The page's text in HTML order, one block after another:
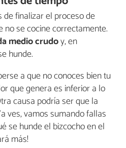
de finalizar el proceso de
no se cocine correctamente.
medio crudoy, en
hunde.
a que no conoces bien tu
que genera es inferior a lo
causa podría ser que la
ves, vamos sumando fallas
se hunde el bizcocho en el
más!